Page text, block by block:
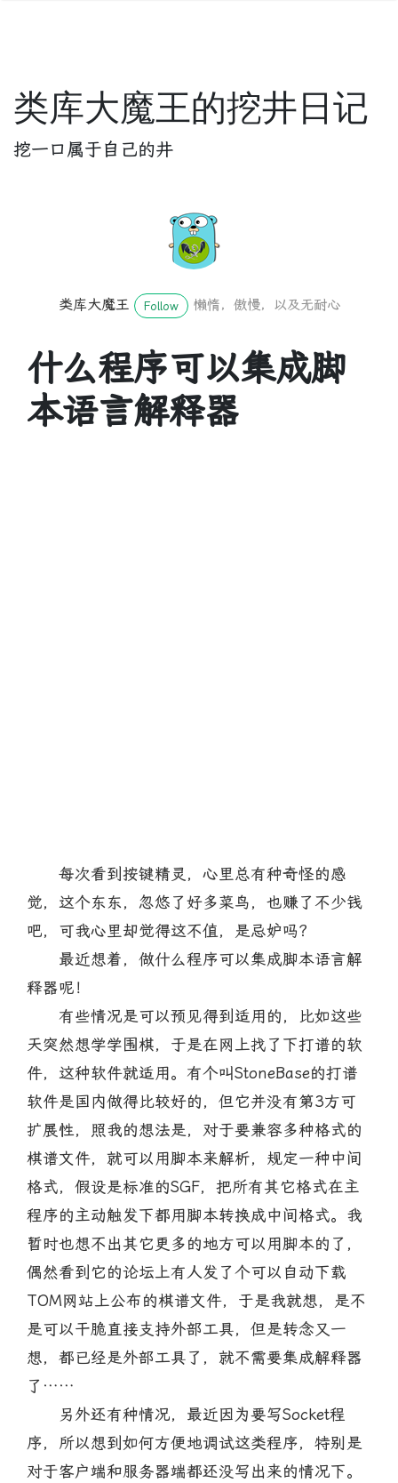
类库大魔王的挖井日记
挖一口属于自己的井
类库大魔王 Follow 懒惰，傲慢，以及无耐心
什么程序可以集成脚
本语言解释器
每次看到按键精灵，心里总有种奇怪的感
觉，这个东东，忽悠了好多菜鸟，也赚了不少钱
吧，可我心里却觉得这不值，是忌妒吗？
最近想着，做什么程序可以集成脚本语言解
释器呢！
有些情况是可以预见得到适用的，比如这些
天突然想学学围棋，于是在网上找了下打谱的软
件，这种软件就适用。有个叫StoneBase的打谱
软件是国内做得比较好的，但它并没有第3方可
扩展性，照我的想法是，对于要兼容多种格式的
棋谱文件，就可以用脚本来解析，规定一种中间
格式，假设是标准的SGF，把所有其它格式在主
程序的主动触发下都用脚本转换成中间格式。我
暂时也想不出其它更多的地方可以用脚本的了，
偶然看到它的论坛上有人发了个可以自动下载
TOM网站上公布的棋谱文件，于是我就想，是不
是可以干脆直接支持外部工具，但是转念又一
想，都已经是外部工具了，就不需要集成解释器
了……
另外还有种情况，最近因为要写Socket程
序，所以想到如何方便地调试这类程序，特别是
对于客户端和服务器端都还没写出来的情况下。